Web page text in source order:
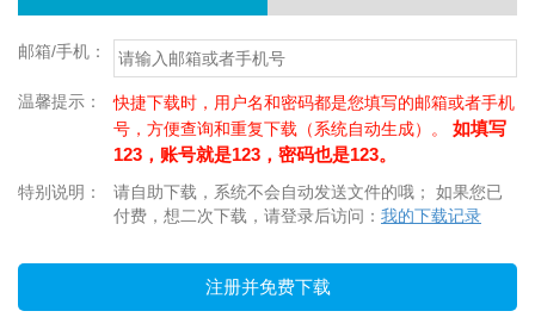
邮箱/手机：
温馨提示：
快捷下载时，用户名和密码都是您填写的邮箱或者手机
号，方便查询和重复下载（系统自动生成）。 如填写
123，账号就是123，密码也是123。
特别说明：
请自助下载，系统不会自动发送文件的哦； 如果您已
付费，想二次下载，请登录后访问： 我的下载记录